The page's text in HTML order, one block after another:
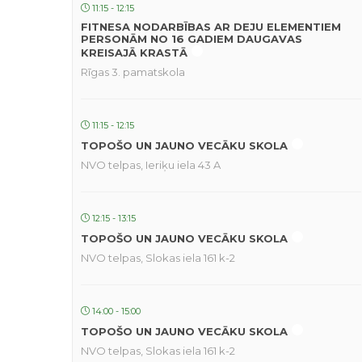
11:15 - 12:15
FITNESA NODARBĪBAS AR DEJU ELEMENTIEM
PERSONĀM NO 16 GADIEM DAUGAVAS
KREISAJĀ KRASTĀ
Rīgas 3. pamatskola
11:15 - 12:15
TOPOŠO UN JAUNO VECĀKU SKOLA
NVO telpas, Ieriķu iela 43 A
12:15 - 13:15
TOPOŠO UN JAUNO VECĀKU SKOLA
NVO telpas, Slokas iela 161 k-2
14:00 - 15:00
TOPOŠO UN JAUNO VECĀKU SKOLA
NVO telpas, Slokas iela 161 k-2